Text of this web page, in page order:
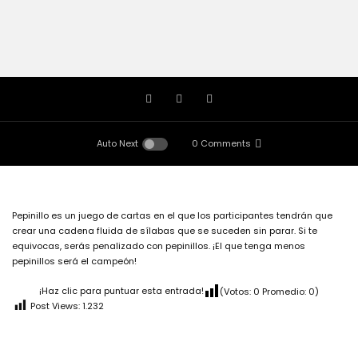
Auto Next 0 Comments
Pepinillo es un juego de cartas en el que los participantes tendrán que
crear una cadena fluida de sílabas que se suceden sin parar. Si te
equivocas, serás penalizado con pepinillos. ¡El que tenga menos
pepinillos será el campeón!
¡Haz clic para puntuar esta entrada! (Votos: 0 Promedio: 0)
Post Views:1.232